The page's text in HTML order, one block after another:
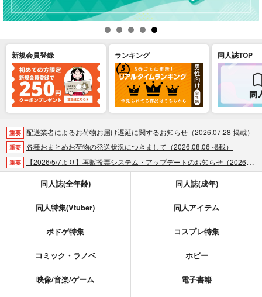
新規会員登録 ランキング 同人誌TOP
重要 配送業者によるお荷物お届け遅延に関するお知らせ（2026.07.28 掲載）
重要 各種おまとめお荷物の発送状況につきまして（2026.08.06 掲載）
重要 【2026/5/7より】再販投票システム・アップデートのお知らせ（2026.05.07 掲載）
「とらのあな×駿河屋日本橋乙女同人誌館」通販店頭受取サービス開始のお知らせ（2026.01.05 更新｜2025.12.30 掲載）
重要 【2025/12/1より】「通販ポイント⇒とらコイン変換キャンペーン」終了のお知らせ（2025.11.21 掲載）
個人情報保護方針の改定について（2025.09.19 更新｜2025.08.01 掲載）
ポイント付与・管理体制改定のお知らせ（2024.11.20 掲載）
全てのお知らせを見る
同人誌(全年齢) 同人誌(成年)
同人特集(Vtuber) 同人アイテム
ボドゲ特集 コスプレ特集
コミック・ラノベ ホビー
映像/音楽/ゲーム 電子書籍